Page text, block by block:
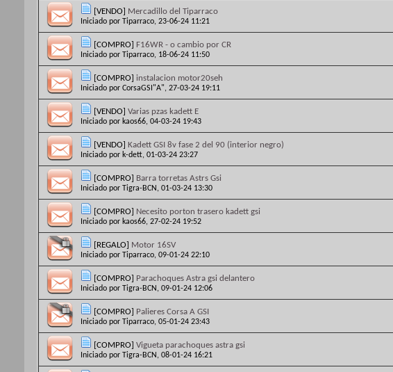
[VENDO] Mercadillo del Tiparraco
Iniciado por Tiparraco, 23-06-24 11:21
[COMPRO] F16WR - o cambio por CR
Iniciado por Tiparraco, 18-06-24 11:50
[COMPRO] instalacion motor20seh
Iniciado por CorsaGSI"A", 27-03-24 19:11
[VENDO] Varias pzas kadett E
Iniciado por kaos66, 04-03-24 19:43
[VENDO] Kadett GSI 8v fase 2 del 90 (interior negro)
Iniciado por k-dett, 01-03-24 23:27
[COMPRO] Barra torretas Astrs Gsi
Iniciado por Tigra-BCN , 01-03-24 13:30
[COMPRO] Necesito porton trasero kadett gsi
Iniciado por kaos66, 27-02-24 19:52
[REGALO] Motor 16SV
Iniciado por Tiparraco, 09-01-24 22:10
[COMPRO] Parachoques Astra gsi delantero
Iniciado por Tigra-BCN , 09-01-24 12:06
[COMPRO] Palieres Corsa A GSI
Iniciado por Tiparraco, 05-01-24 23:43
[COMPRO] Vigueta parachoques astra gsi
Iniciado por Tigra-BCN , 08-01-24 16:21